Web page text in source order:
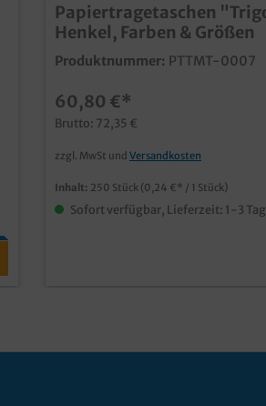
Papiertragetaschen
Henkel, Farben & Größen
Produktnummer: PTTMT-0007
60,80 €*
Brutto: 72,35 €
zzgl. MwSt und Versandkosten
Inhalt: 250 Stück (0,24 €* / 1 Stück)
Sofort verfügbar, Lieferzeit: 1-3